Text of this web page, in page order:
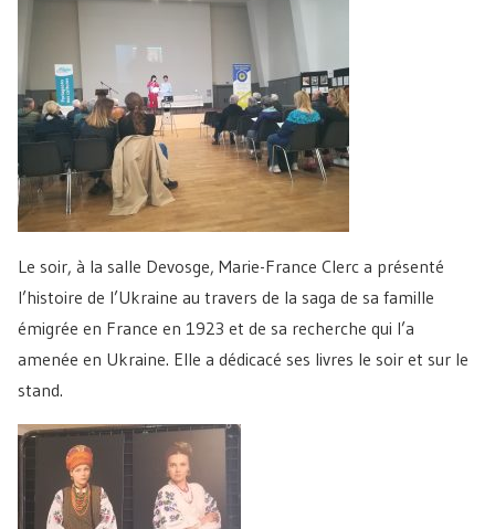
Le soir, à la salle Devosge, Marie-France Clerc a présenté
l’histoire de l’Ukraine au travers de la saga de sa famille
émigrée en France en 1923 et de sa recherche qui l’a
amenée en Ukraine. Elle a dédicacé ses livres le soir et sur le
stand.